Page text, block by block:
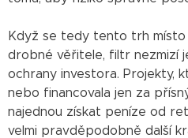
Když se tedy tento trh
drobné věřitele, filtr nezmizí
ochrany investora. Projekty,
nebo financovala jen za
najednou získat peníze od
velmi pravděpodobně další